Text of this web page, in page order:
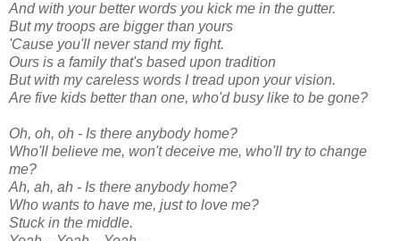
And with your better words you kick me in the gutter.
But my troops are bigger than yours
'Cause you'll never stand my fight.
Ours is a family that's based upon tradition
But with my careless words I tread upon your vision.
Are five kids better than one, who'd busy like to be gone?
Oh, oh, oh - Is there anybody home?
Who'll believe me, won't deceive me, who'll try to change
me?
Ah, ah, ah - Is there anybody home?
Who wants to have me, just to love me?
Stuck in the middle.